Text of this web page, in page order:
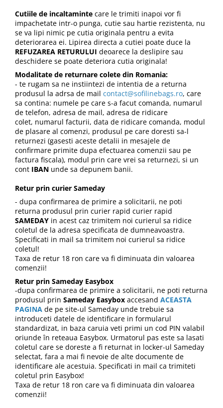
Cutiile de incaltaminte care le trimiti inapoi vor fi
impachetate intr-o punga, cutie sau hartie rezistenta, nu
se va lipi nimic pe cutia originala pentru a evita
deteriorarea ei. Lipirea directa a cutiei poate duce la
REFUZAREA RETURULUI deoarece la deslipire sau
deschidere se poate deteriora cutia originala!
Modalitate de returnare colete din Romania:
- te rugam sa ne instiintezi de intentia de a returna
produsul la adrsa de mail contact@sofilinebags.ro, care
sa contina: numele pe care s-a facut comanda, numarul
de telefon, adresa de mail, adresa de ridicare
colet, numarul facturii, data de ridicare comanda, modul
de plasare al comenzi, produsul pe care doresti sa-l
returnezi (gasesti aceste detalii in mesajele de
confirmare primite dupa efectuarea comenzii sau pe
factura fiscala), modul prin care vrei sa returnezi, si un
cont IBAN unde sa depunem banii.
Retur prin curier Sameday
- dupa confirmarea de primire a solicitarii, ne poti
returna produsul prin curier rapid curier rapid
SAMEDAY in acest caz trimitem noi curierul sa ridice
coletul de la adresa specificata de dumneavoastra.
Specificati in mail sa trimitem noi curierul sa ridice
coletul!
Taxa de retur 18 ron care va fi diminuata din valoarea
comenzii!
Retur prin Sameday Easybox
-dupa confirmarea de primire a solicitarii, ne poti returna
produsul prin Sameday Easybox accesand ACEASTA
PAGINA de pe site-ul Sameday unde trebuie sa
introduceti datele de identificare in formularul
standardizat, in baza caruia veti primi un cod PIN valabil
oriunde în reteaua Easybox. Urmatorul pas este sa lasati
coletul care se doreste a fi returnat in locker-ul Sameday
selectat, fara a mai fi nevoie de alte documente de
identificare ale acestuia. Specificati in mail ca trimiteti
coletul prin Easybox!
Taxa de retur 18 ron care va fi diminuata din valoarea
comenzii!